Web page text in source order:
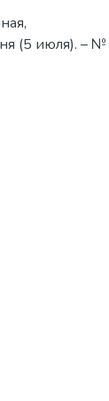
(5 июля). – №